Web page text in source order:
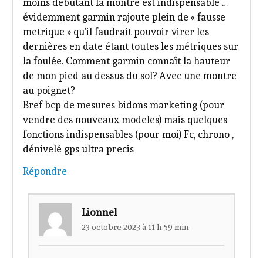
moins débutant la montre est indispensable …
évidemment garmin rajoute plein de « fausse
metrique » qu’il faudrait pouvoir virer les
dernières en date étant toutes les métriques sur
la foulée. Comment garmin connaît la hauteur
de mon pied au dessus du sol? Avec une montre
au poignet?
Bref bcp de mesures bidons marketing (pour
vendre des nouveaux modeles) mais quelques
fonctions indispensables (pour moi) Fc, chrono ,
dénivelé gps ultra precis
Répondre
Lionnel
23 octobre 2023 à 11 h 59 min